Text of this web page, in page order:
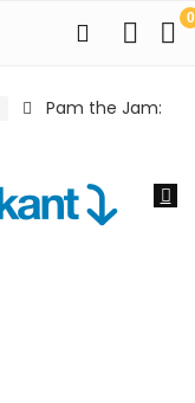
0
Pam the Jam: